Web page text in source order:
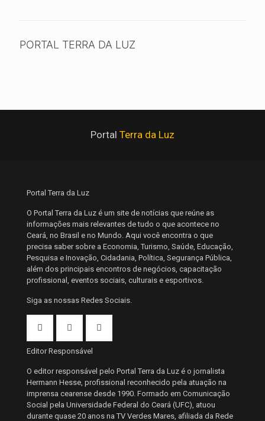
PORTAL TERRA DA LUZ
Portal Terra da Luz
Portal Terra da Luz
O Portal Terra da Luz é um site de notícias que reúne as
informações mais relevantes de tudo o que acontece no
Ceará, no Brasil e no Mundo. Aqui você encontra o que
precisa saber sobre a Economia, Turismo, Saúde, Educação,
Pesquisa e Inovação, Cidadania, Política, Segurança Pública,
além dos principais encontros de negócios, capacitação
profissional, eventos sociais, culturais e esportivos.
Siga as nossas Redes Sociais.
Editor Responsável
O editor responsável pelo Portal Terra da Luz é o jornalista
Hermann Hesse, profissional reconhecido pela atuação na
imprensa cearense desde 1990. Formado em Comunicação
Social pela Universidade Federal do Ceará (UFC), atuou
durante quase 20 anos na TV Verdes Mares, afiliada da Rede